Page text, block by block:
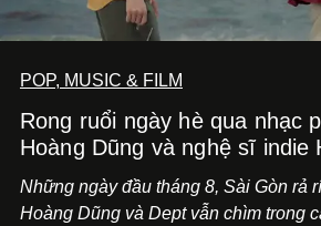
POP, MUSIC & FILM
Rong ruổi ngày hè qua nhạc
Hoàng Dũng và nghệ sĩ indie
Những ngày đầu tháng 8, Sài Gòn rả
Hoàng Dũng và Dept vẫn chìm trong